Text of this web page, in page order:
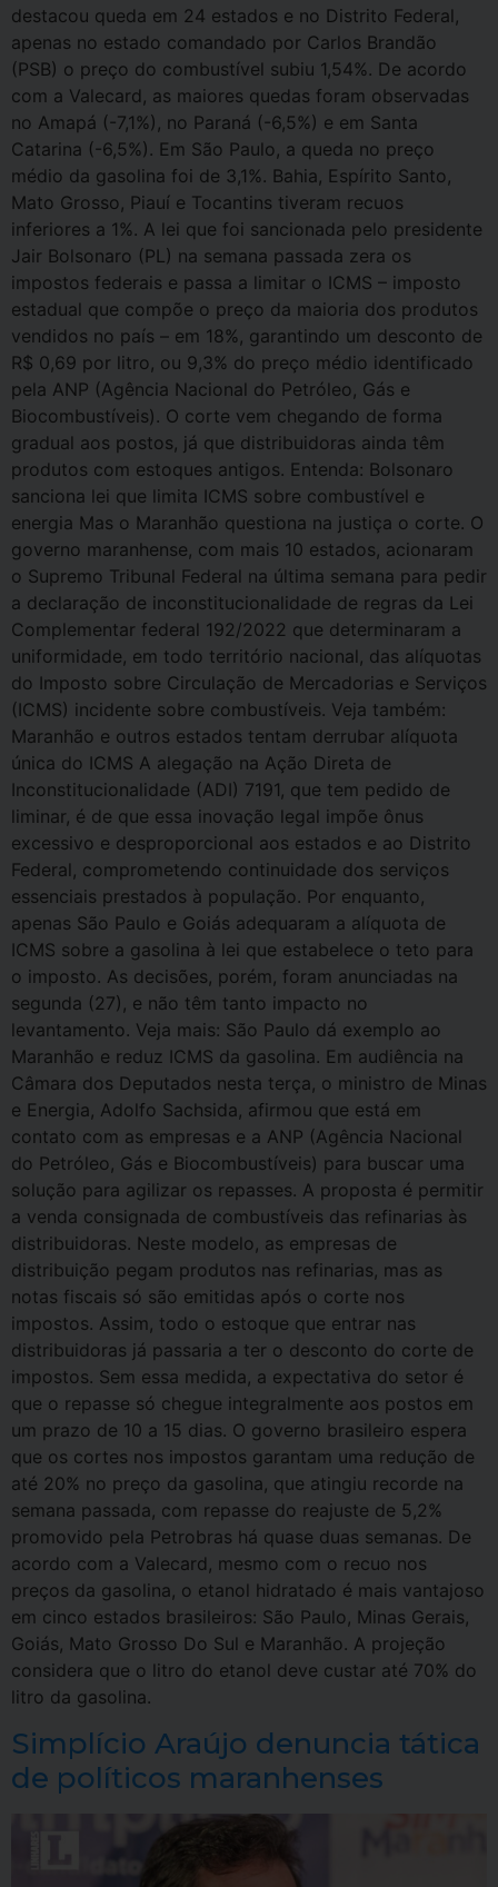
destacou queda em 24 estados e no Distrito Federal,
apenas no estado comandado por Carlos Brandão
(PSB) o preço do combustível subiu 1,54%. De acordo
com a Valecard, as maiores quedas foram observadas
no Amapá (-7,1%), no Paraná (-6,5%) e em Santa
Catarina (-6,5%). Em São Paulo, a queda no preço
médio da gasolina foi de 3,1%. Bahia, Espírito Santo,
Mato Grosso, Piauí e Tocantins tiveram recuos
inferiores a 1%. A lei que foi sancionada pelo presidente
Jair Bolsonaro (PL) na semana passada zera os
impostos federais e passa a limitar o ICMS – imposto
estadual que compõe o preço da maioria dos produtos
vendidos no país – em 18%, garantindo um desconto de
R$ 0,69 por litro, ou 9,3% do preço médio identificado
pela ANP (Agência Nacional do Petróleo, Gás e
Biocombustíveis). O corte vem chegando de forma
gradual aos postos, já que distribuidoras ainda têm
produtos com estoques antigos. Entenda: Bolsonaro
sanciona lei que limita ICMS sobre combustível e
energia Mas o Maranhão questiona na justiça o corte. O
governo maranhense, com mais 10 estados, acionaram
o Supremo Tribunal Federal na última semana para pedir
a declaração de inconstitucionalidade de regras da Lei
Complementar federal 192/2022 que determinaram a
uniformidade, em todo território nacional, das alíquotas
do Imposto sobre Circulação de Mercadorias e Serviços
(ICMS) incidente sobre combustíveis. Veja também:
Maranhão e outros estados tentam derrubar alíquota
única do ICMS A alegação na Ação Direta de
Inconstitucionalidade (ADI) 7191, que tem pedido de
liminar, é de que essa inovação legal impõe ônus
excessivo e desproporcional aos estados e ao Distrito
Federal, comprometendo continuidade dos serviços
essenciais prestados à população. Por enquanto,
apenas São Paulo e Goiás adequaram a alíquota de
ICMS sobre a gasolina à lei que estabelece o teto para
o imposto. As decisões, porém, foram anunciadas na
segunda (27), e não têm tanto impacto no
levantamento. Veja mais: São Paulo dá exemplo ao
Maranhão e reduz ICMS da gasolina. Em audiência na
Câmara dos Deputados nesta terça, o ministro de Minas
e Energia, Adolfo Sachsida, afirmou que está em
contato com as empresas e a ANP (Agência Nacional
do Petróleo, Gás e Biocombustíveis) para buscar uma
solução para agilizar os repasses. A proposta é permitir
a venda consignada de combustíveis das refinarias às
distribuidoras. Neste modelo, as empresas de
distribuição pegam produtos nas refinarias, mas as
notas fiscais só são emitidas após o corte nos
impostos. Assim, todo o estoque que entrar nas
distribuidoras já passaria a ter o desconto do corte de
impostos. Sem essa medida, a expectativa do setor é
que o repasse só chegue integralmente aos postos em
um prazo de 10 a 15 dias. O governo brasileiro espera
que os cortes nos impostos garantam uma redução de
até 20% no preço da gasolina, que atingiu recorde na
semana passada, com repasse do reajuste de 5,2%
promovido pela Petrobras há quase duas semanas. De
acordo com a Valecard, mesmo com o recuo nos
preços da gasolina, o etanol hidratado é mais vantajoso
em cinco estados brasileiros: São Paulo, Minas Gerais,
Goiás, Mato Grosso Do Sul e Maranhão. A projeção
considera que o litro do etanol deve custar até 70% do
litro da gasolina.
Simplício Araújo denuncia tática
de políticos maranhenses